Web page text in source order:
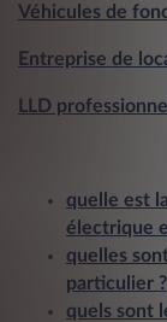
Véhicules de
Entreprise de
LLD
quelle est
électrique
quelles
particulier ?
quels sont